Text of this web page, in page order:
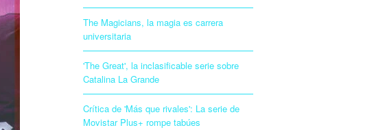
The Magicians, la magia es carrera
universitaria
'The Great', la inclasificable serie sobre
Catalina La Grande
Crítica de 'Más que rivales': La serie de
Movistar Plus+ rompe tabúes